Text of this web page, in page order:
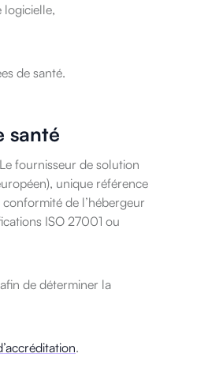
logicielle,
de santé.
santé
fournisseur de solution
unique référence
de l’hébergeur
ISO 27001 ou
de déterminer la
.